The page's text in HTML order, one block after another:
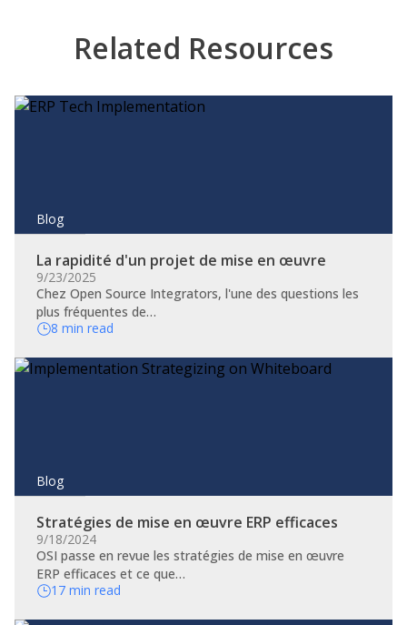
Related Resources
Blog
La rapidité d'un projet de mise en œuvre
9/23/2025
Chez Open Source Integrators, l'une des questions les
plus fréquentes de…
8 min read
Blog
Stratégies de mise en œuvre ERP efficaces
9/18/2024
OSI passe en revue les stratégies de mise en œuvre
ERP efficaces et ce que…
17 min read